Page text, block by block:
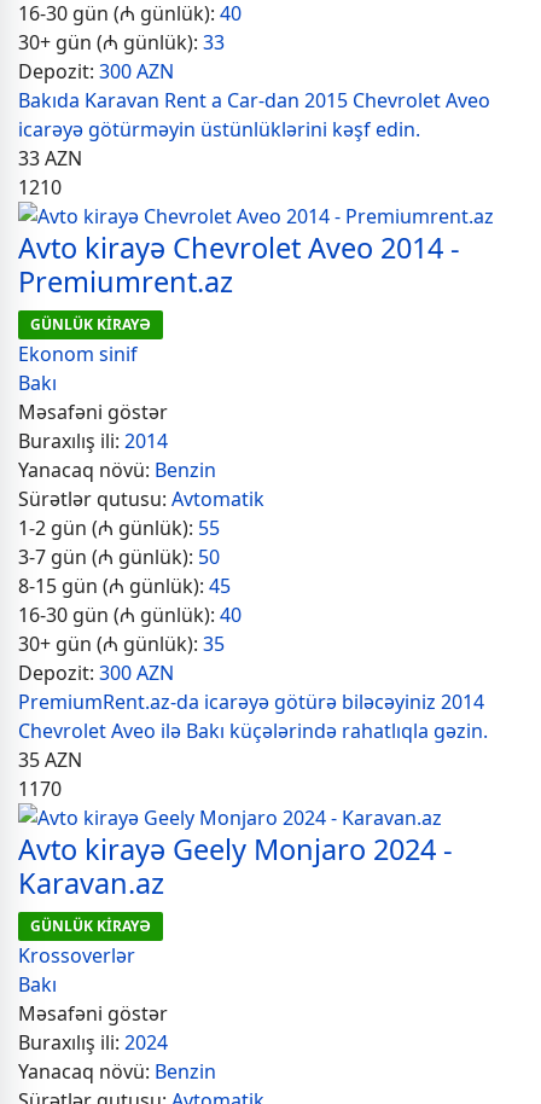
16-30 gün (₼ günlük): 40
30+ gün (₼ günlük): 33
Depozit: 300 AZN
Bakıda Karavan Rent a Car-dan 2015 Chevrolet Aveo
icarəyə götürməyin üstünlüklərini kəşf edin.
33AZN
1210
Avto kirayə Chevrolet Aveo 2014 -
Premiumrent.az
GÜNLÜK KİRAYƏ
Ekonom sinif
Bakı
Məsafəni göstər
Buraxılış ili: 2014
Yanacaq növü: Benzin
Sürətlər qutusu: Avtomatik
1-2 gün (₼ günlük): 55
3-7 gün (₼ günlük): 50
8-15 gün (₼ günlük): 45
16-30 gün (₼ günlük): 40
30+ gün (₼ günlük): 35
Depozit: 300 AZN
PremiumRent.az-da icarəyə götürə biləcəyiniz 2014
Chevrolet Aveo ilə Bakı küçələrində rahatlıqla gəzin.
35AZN
1170
Avto kirayə Geely Monjaro 2024 -
Karavan.az
GÜNLÜK KİRAYƏ
Krossoverlər
Bakı
Məsafəni göstər
Buraxılış ili: 2024
Yanacaq növü: Benzin